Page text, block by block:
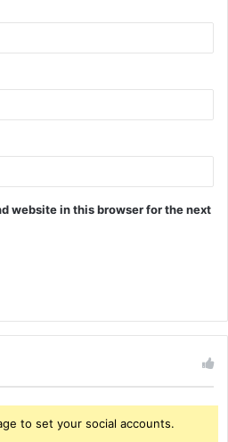
website in this browser for the next
to set your social accounts.